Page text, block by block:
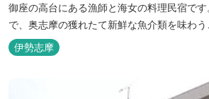
御座の高台にある漁師と海女の料理民宿で
で、奥志摩の獲れたて新鮮な魚介類を味わう
伊勢志摩